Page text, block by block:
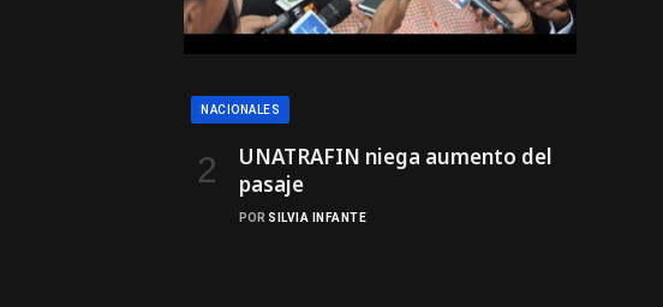
NACIONALES
UNATRAFIN niega aumento del
pasaje
POR SILVIA INFANTE